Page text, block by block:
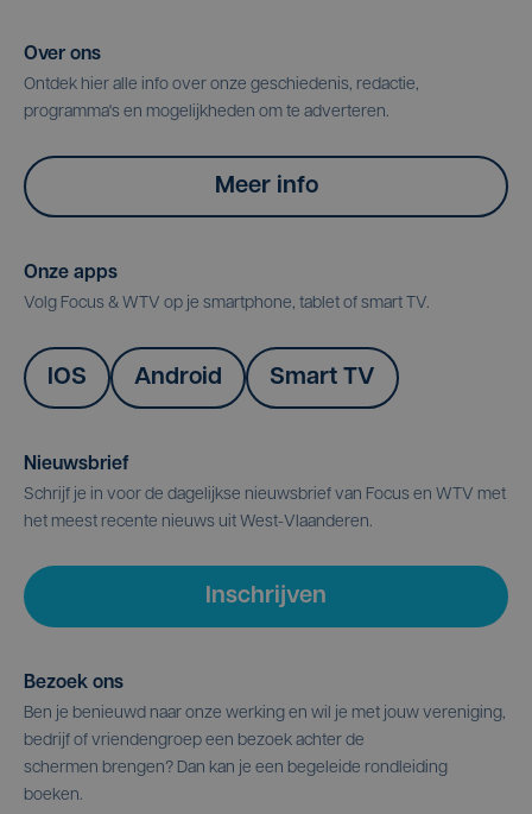
Over ons
Ontdek hier alle info over onze geschiedenis, redactie,
programma's en mogelijkheden om te adverteren.
Meer info
Onze apps
Volg Focus & WTV op je smartphone, tablet of smart TV.
IOS Android Smart TV
Nieuwsbrief
Schrijf je in voor de dagelijkse nieuwsbrief van Focus en WTV met
het meest recente nieuws uit West-Vlaanderen.
Inschrijven
Bezoek ons
Ben je benieuwd naar onze werking en wil je met jouw vereniging,
bedrijf of vriendengroep een bezoek achter de
schermen brengen? Dan kan je een begeleide rondleiding
boeken.